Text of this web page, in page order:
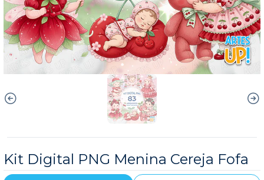
Kit Digital PNG Menina Cereja Fofa